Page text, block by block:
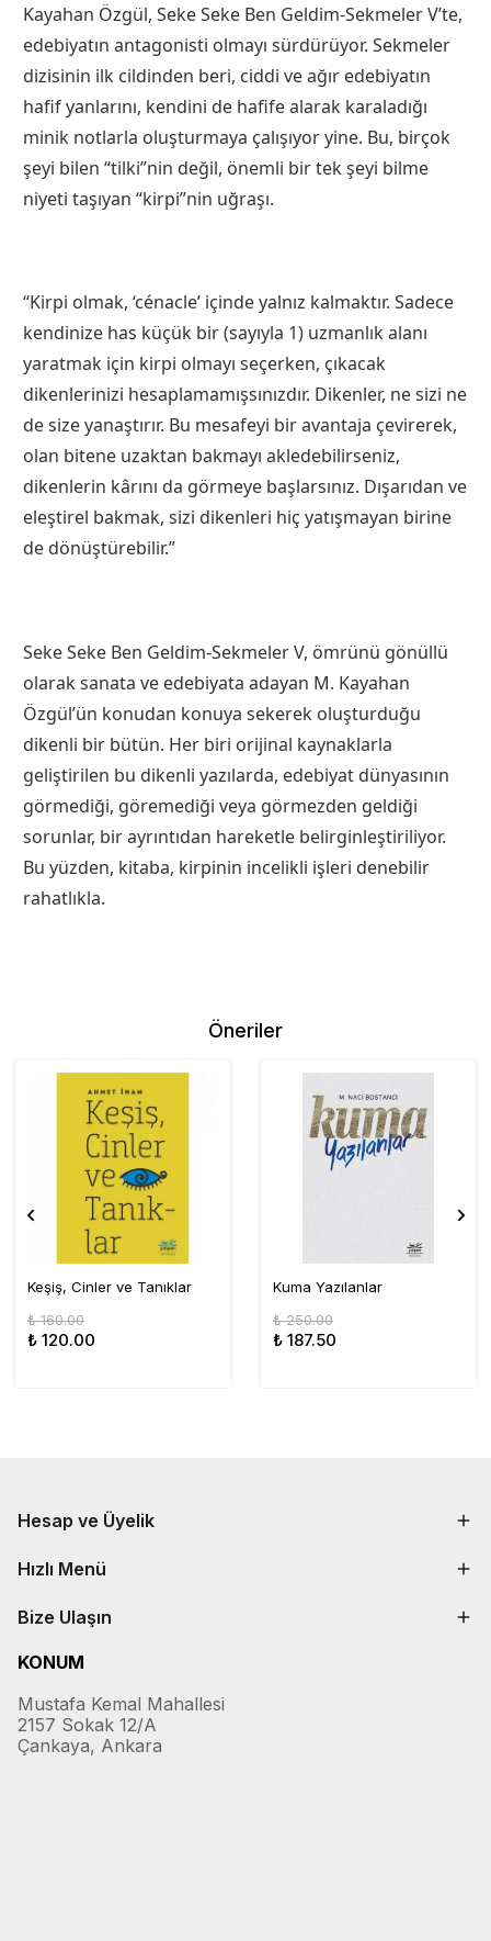
Kayahan Özgül, Seke Seke Ben Geldim-Sekmeler V’te,
edebiyatın antagonisti olmayı sürdürüyor. Sekmeler
dizisinin ilk cildinden beri, ciddi ve ağır edebiyatın
hafif yanlarını, kendini de hafife alarak karaladığı
minik notlarla oluşturmaya çalışıyor yine. Bu, birçok
şeyi bilen “tilki”nin değil, önemli bir tek şeyi bilme
niyeti taşıyan “kirpi”nin uğraşı.
“Kirpi olmak, ‘cénacle’ içinde yalnız kalmaktır. Sadece
kendinize has küçük bir (sayıyla 1) uzmanlık alanı
yaratmak için kirpi olmayı seçerken, çıkacak
dikenlerinizi hesaplamamışsınızdır. Dikenler, ne sizi ne
de size yanaştırır. Bu mesafeyi bir avantaja çevirerek,
olan bitene uzaktan bakmayı akledebilirseniz,
dikenlerin kârını da görmeye başlarsınız. Dışarıdan ve
eleştirel bakmak, sizi dikenleri hiç yatışmayan birine
de dönüştürebilir.”
Seke Seke Ben Geldim-Sekmeler V, ömrünü gönüllü
olarak sanata ve edebiyata adayan M. Kayahan
Özgül’ün konudan konuya sekerek oluşturduğu
dikenli bir bütün. Her biri orijinal kaynaklarla
geliştirilen bu dikenli yazılarda, edebiyat dünyasının
görmediği, göremediği veya görmezden geldiği
sorunlar, bir ayrıntıdan hareketle belirginleştiriliyor.
Bu yüzden, kitaba, kirpinin incelikli işleri denebilir
rahatlıkla.
Öneriler
Keşiş, Cinler ve Tanıklar
₺ 160.00
₺ 120.00
Kuma Yazılanlar
₺ 250.00
₺ 187.50
Hesap ve Üyelik
Hızlı Menü
Bize Ulaşın
KONUM
Mustafa Kemal Mahallesi
2157 Sokak 12/A
Çankaya, Ankara